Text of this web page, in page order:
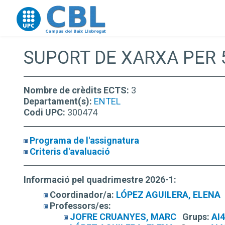
Go to upc.edu
SUPORT DE XARXA PER
Nombre de crèdits ECTS: 3
Departament(s): ENTEL
Codi UPC: 300474
Programa de l'assignatura
Criteris d'avaluació
Informació pel quadrimestre 2026-1:
Coordinador/a: LÓPEZ AGUILERA, ELENA
Professors/es:
JOFRE CRUANYES, MARC
Grups: